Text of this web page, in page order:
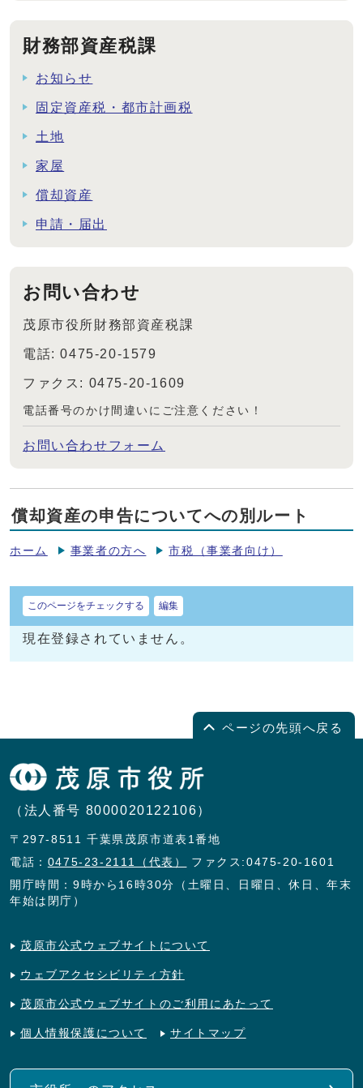
財務部資産税課
お知らせ
固定資産税・都市計画税
土地
家屋
償却資産
申請・届出
お問い合わせ
茂原市役所財務部資産税課
電話: 0475-20-1579
ファクス: 0475-20-1609
電話番号のかけ間違いにご注意ください！
お問い合わせフォーム
償却資産の申告についてへの別ルート
ホーム 事業者の方へ 市税（事業者向け）
このページをチェックする 編集
現在登録されていません。
ページの先頭へ戻る
（法人番号 8000020122106）
〒297-8511 千葉県茂原市道表1番地
電話： 0475-23-2111（代表）
ファクス:0475-20-1601
開庁時間：9時から16時30分（土曜日、日曜日、休日、年末
年始は閉庁）
茂原市公式ウェブサイトについて
ウェブアクセシビリティ方針
茂原市公式ウェブサイトのご利用にあたって
個人情報保護について サイトマップ